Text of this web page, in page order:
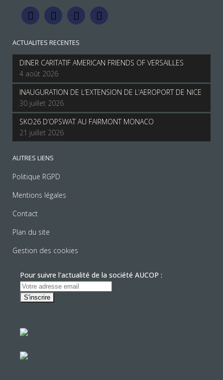
ACTUALITES RECENTES
DINER CARITATIF AMERICAN FRIENDS OF VERSAILLES
4 août 2026
INAUGURATION DE L’EXTENSION DE L’AEROPORT DE NICE
30 juillet 2026
SKO26 D’OPSWAT AU FAIRMONT MONACO
21 juillet 2026
AUTRES LIENS
Politique RGPD
Mentions légales
Contact
Plan du site
Gestion des cookies
Pour suivre l'actualité de la société AUCOP :